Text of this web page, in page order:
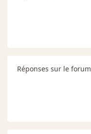
Réponses sur le forum